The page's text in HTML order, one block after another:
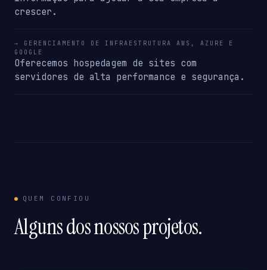
crescer.
→ GERENCIAMENTO DE INFRAESTRUTURA AWS, AZURE E
GOOGLE
Oferecemos hospedagem de sites com
servidores de alta performance e segurança.
QUEM CONFIOU
Alguns dos nossos projetos.